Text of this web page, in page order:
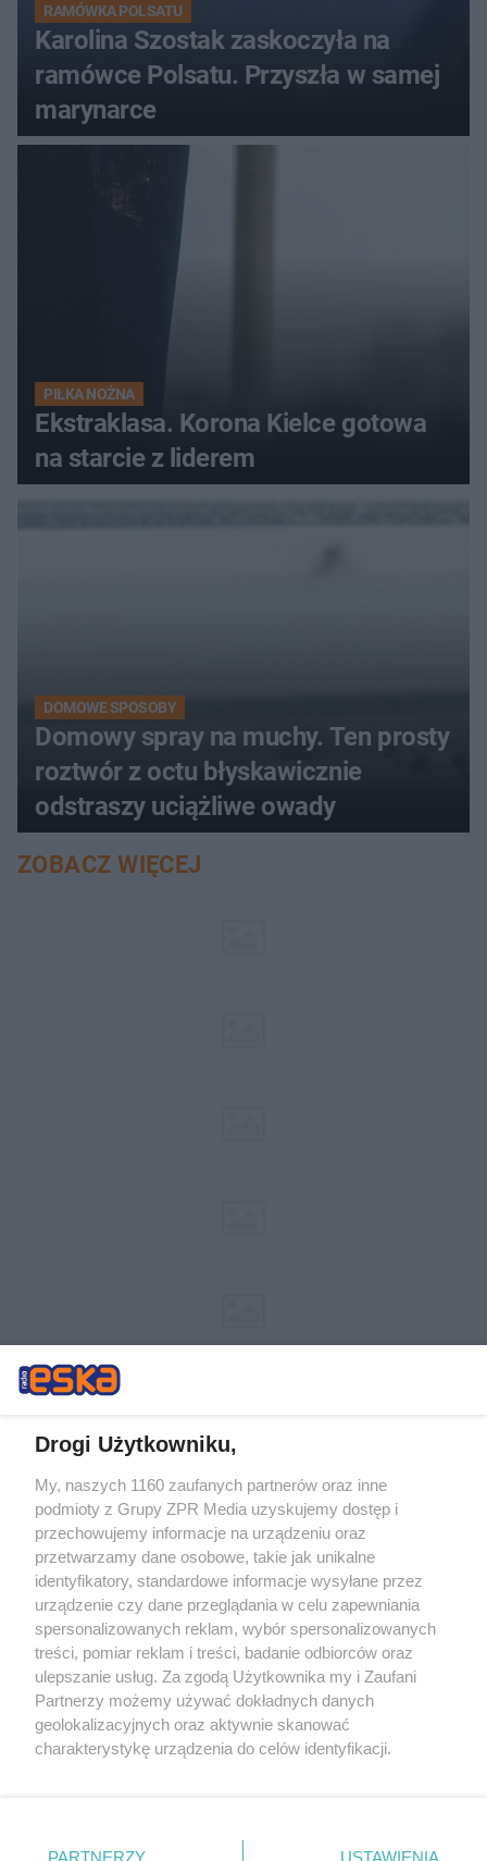
RAMÓWKA POLSATU
Karolina Szostak zaskoczyła na
ramówce Polsatu. Przyszła w samej
marynarce
PIŁKA NOŻNA
Ekstraklasa. Korona Kielce gotowa
na starcie z liderem
DOMOWE SPOSOBY
Domowy spray na muchy. Ten prosty
roztwór z octu błyskawicznie
odstraszy uciążliwe owady
ZOBACZ WIĘCEJ
Żaden utwór zamieszczony w serwisie nie może być powielany i
rozpowszechniany lub dalej rozpowszechniany w jakikolwiek sposób (w
tym także elektroniczny lub mechaniczny) na jakimkolwiek polu
eksploatacji w jakiejkolwiek formie, włącznie z umieszczaniem w
Internecie bez pisemnej zgody właściciela praw. Jakiekolwiek użycie lub
wykorzystanie utworów w całości lub w części z naruszeniem prawa,
tzn. bez właściwej zgody, jest zabronione pod groźbą kary i może być
ścigane prawnie.
Drogi Użytkowniku,
My, naszych 1160 zaufanych partnerów oraz inne
podmioty z Grupy ZPR Media uzyskujemy dostęp i
przechowujemy informacje na urządzeniu oraz
przetwarzamy dane osobowe, takie jak unikalne
identyfikatory, standardowe informacje wysyłane przez
urządzenie czy dane przeglądania w celu zapewniania
spersonalizowanych reklam, wybór spersonalizowanych
treści, pomiar reklam i treści, badanie odbiorców oraz
ulepszanie usług. Za zgodą Użytkownika my i Zaufani
Partnerzy możemy używać dokładnych danych
geolokalizacyjnych oraz aktywnie skanować
charakterystykę urządzenia do celów identyfikacji.
zmienić/wycofać klikając przycisk ustawień prywatności
PARTNERZY USTAWIENIA